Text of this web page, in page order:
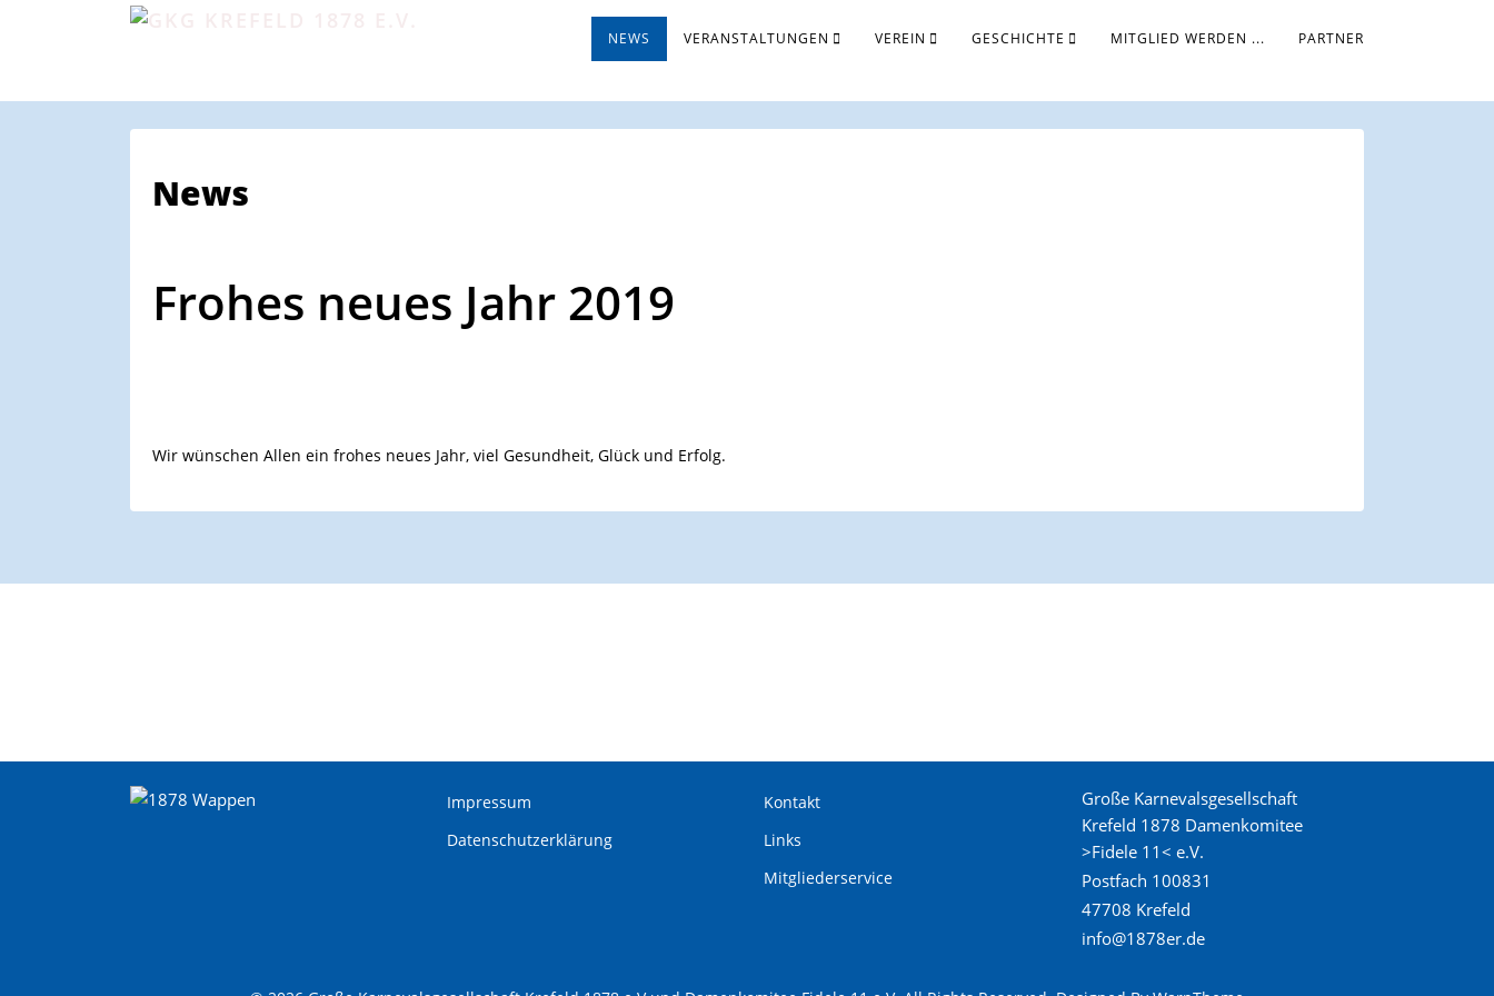
NEWS VERANSTAL­TUNGEN VEREIN GESCHICHTE MITGLIED WERDEN ... PARTNER
News
Frohes neues Jahr 2019
Wir wünschen Allen ein frohes neues Jahr, viel Gesundheit, Glück und Erfolg.
Impressum
Daten­schutz­erklärung
Kontakt
Links
Mitglieder­service
Große Karnevalsgesellschaft
Krefeld 1878 Damenkomitee
>Fidele 11< e.V.
Postfach 100831
47708 Krefeld
info@1878er.de